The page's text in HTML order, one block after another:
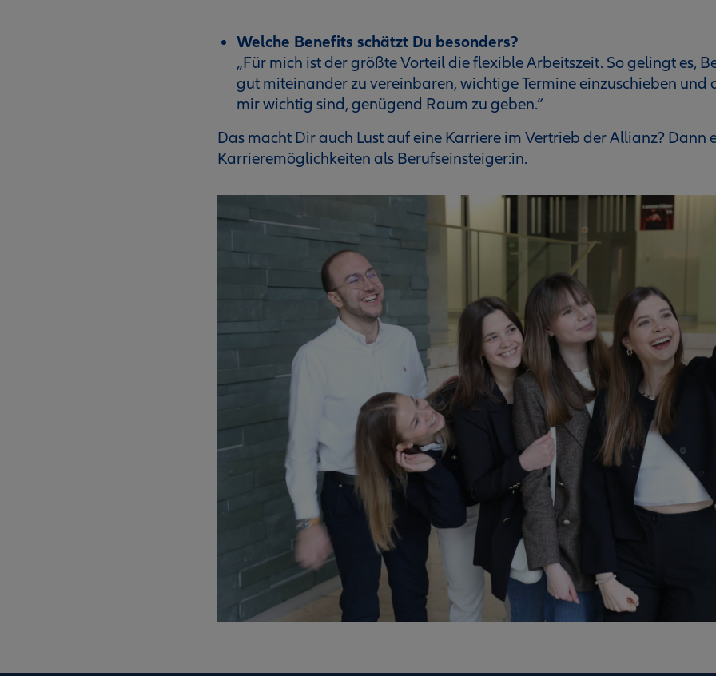
Welche Benefits schätzt Du besonders?
„Für mich ist der größte Vorteil die flexible Arbeitszeit. So gelingt es,
gut miteinander zu vereinbaren, wichtige Termine einzuschieben und
mir wichtig sind, genügend Raum zu geben.“
Das macht Dir auch Lust auf eine Karriere im Vertrieb der Allianz? Dann
Karrieremöglichkeiten als Berufseinsteiger:in.